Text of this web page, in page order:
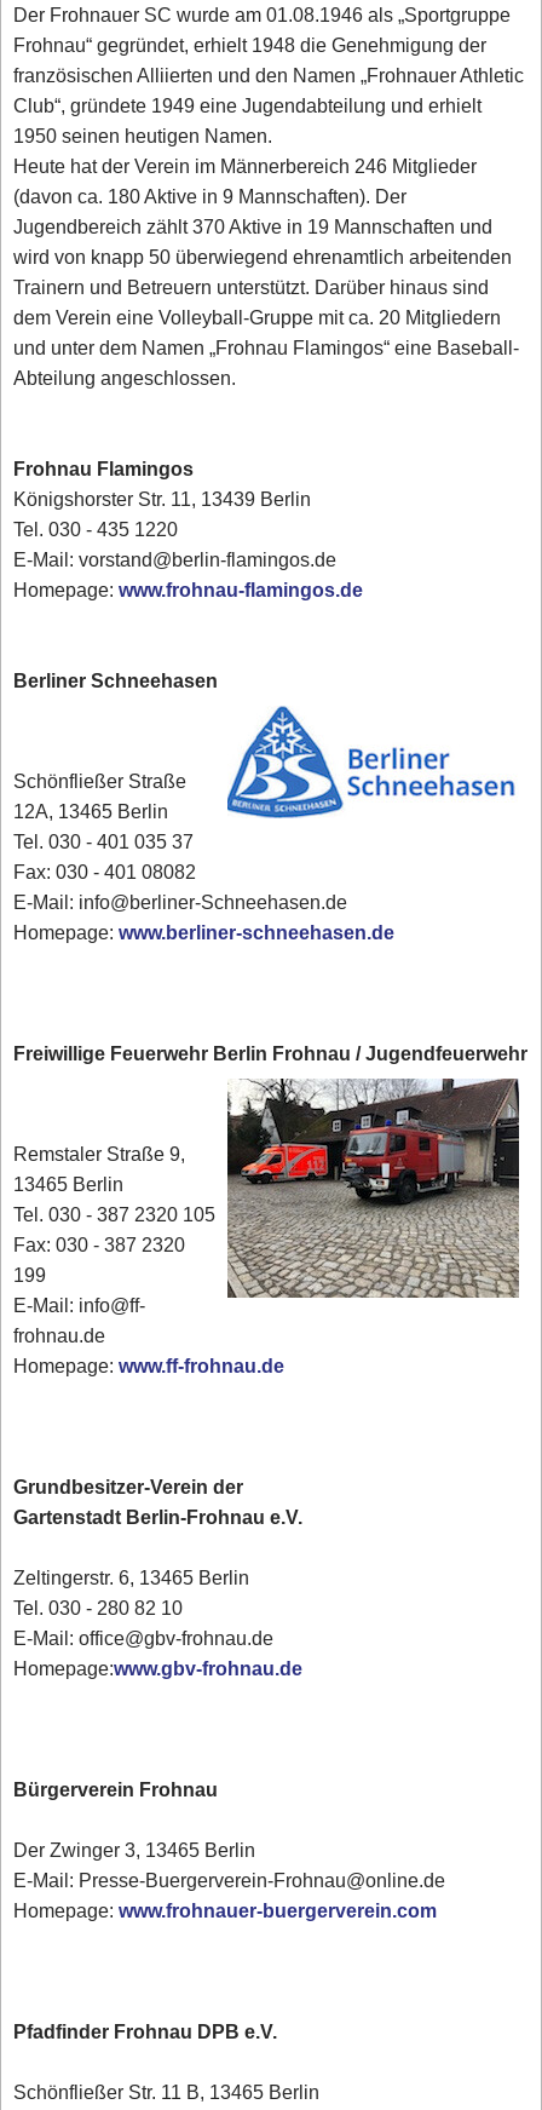
Der Frohnauer SC wurde am 01.08.1946 als „Sportgruppe
Frohnau“ gegründet, erhielt 1948 die Genehmigung der
französischen Alliierten und den Namen „Frohnauer Athletic
Club“, gründete 1949 eine Jugendabteilung und erhielt
1950 seinen heutigen Namen.
Heute hat der Verein im Männerbereich 246 Mitglieder
(davon ca. 180 Aktive in 9 Mannschaften). Der
Jugendbereich zählt 370 Aktive in 19 Mannschaften und
wird von knapp 50 überwiegend ehrenamtlich arbeitenden
Trainern und Betreuern unterstützt. Darüber hinaus sind
dem Verein eine Volleyball-Gruppe mit ca. 20 Mitgliedern
und unter dem Namen „Frohnau Flamingos“ eine Baseball-
Abteilung angeschlossen.
Frohnau Flamingos
Königshorster Str. 11, 13439 Berlin
Tel. 030 - 435 1220
E-Mail: vorstand@berlin-flamingos.de
Homepage:www.frohnau-flamingos.de
Berliner Schneehasen
Schönfließer Straße
12A, 13465 Berlin
Tel. 030 - 401 035 37
Fax: 030 - 401 08082
E-Mail: info@berliner-Schneehasen.de
Homepage:www.berliner-schneehasen.de
Freiwillige Feuerwehr Berlin Frohnau / Jugendfeuerwehr
Remstaler Straße 9,
13465 Berlin
Tel. 030 - 387 2320 105
Fax: 030 - 387 2320
199
E-Mail: info@ff-
frohnau.de
Homepage:www.ff-frohnau.de
Grundbesitzer-Verein der
Gartenstadt Berlin-Frohnau e.V.
Zeltingerstr. 6, 13465 Berlin
Tel. 030 - 280 82 10
E-Mail: office@gbv-frohnau.de
Homepage:www.gbv-frohnau.de
Bürgerverein Frohnau
Der Zwinger 3, 13465 Berlin
E-Mail: Presse-Buergerverein-Frohnau@online.de
Homepage:www.frohnauer-buergerverein.com
Pfadfinder Frohnau DPB e.V.
Schönfließer Str. 11 B, 13465 Berlin